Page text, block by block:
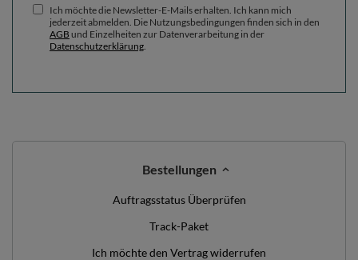
Ich möchte die Newsletter-E-Mails erhalten. Ich kann mich
jederzeit abmelden. Die Nutzungsbedingungen finden sich in den
AGB und Einzelheiten zur Datenverarbeitung in der
Datenschutzerklärung
Bestellungen
Auftragsstatus Überprüfen
Track-Paket
Ich möchte den Vertrag widerrufen